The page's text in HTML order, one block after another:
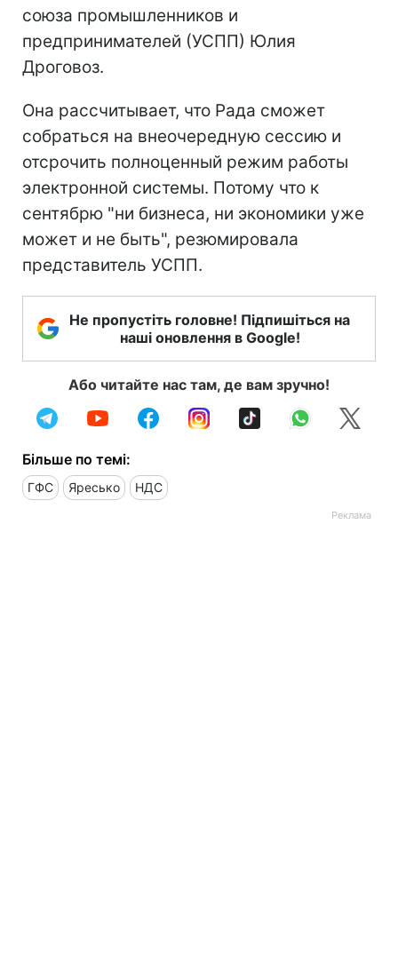
союза промышленников и
предпринимателей (УСПП) Юлия
Дроговоз.
Она рассчитывает, что Рада сможет
собраться на внеочередную сессию и
отсрочить полноценный режим работы
электронной системы. Потому что к
сентябрю "ни бизнеса, ни экономики уже
может и не быть", резюмировала
представитель УСПП.
Не пропустіть головне! Підпишіться на
наші оновлення в Google!
Або читайте нас там, де вам зручно!
Більше по темі:
ГФС Яресько НДС